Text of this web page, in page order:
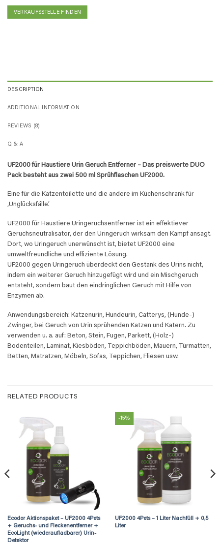
VERKAUFSSTELLE FINDEN
DESCRIPTION
ADDITIONAL INFORMATION
REVIEWS (8)
Q & A
UF2000 für Haustiere Urin Geruch Entferner​ – Das preiswerte DUO
Pack besteht aus zwei 500 ml Sprühflaschen UF2000.
Eine für die Katzentoilette und die andere im Küchenschrank für
‚Unglücksfälle’.
UF2000 für Haustiere Uringeruchsentferner ist ein effektiever
Geruchsneutralisator, der den Uringeruch wirksam den Kampf ansagt.
Dort, wo Uringeruch unerwünscht ist, bietet UF2000 eine
umweltfreundliche und effiziente Lösung.
UF2000 gegen Uringeruch überdeckt den Gestank des Urins nicht,
indem ein weiterer Geruch hinzugefügt wird und ein Mischgeruch
entsteht, sondern baut den eindringlichen Geruch mit Hilfe von
Enzymen ab.
Anwendungsbereich: Katzenurin, Hundeurin, Catterys, (Hunde-)
Zwinger, bei Geruch von Urin sprühenden Katzen und Katern. Zu
verwenden u. a. auf: Beton, Stein, Fugen, Parkett, (Holz-)
Bodenteilen, Laminat, Kiesböden, Teppichböden, Mauern, Türmatten,
Betten, Matratzen, Möbeln, Sofas, Teppichen, Fliesen usw.
RELATED PRODUCTS
Ecodor Aktionspaket – UF2000 4Pets
+ Geruchs- und Fleckenentferner +
EcoLight (wiederaufladbarer) Urin-
Detektor
-15%
UF2000 4Pets – 1 Liter Nachfüll + 0,5
Liter